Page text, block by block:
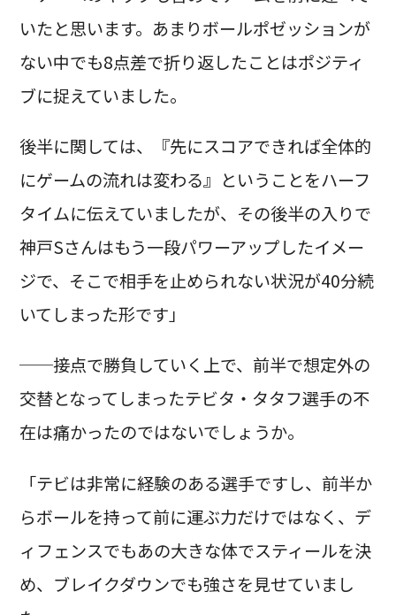
いたと思います。あまりボールポゼッションが
ない中でも8点差で折り返したことはポジティ
ブに捉えていました。
後半に関しては、『先にスコアできれば全体的
にゲームの流れは変わる』ということをハーフ
タイムに伝えていましたが、その後半の入りで
神戸Sさんはもう一段パワーアップしたイメー
ジで、そこで相手を止められない状況が40分続
いてしまった形です」
──接点で勝負していく上で、前半で想定外の
交替となってしまったテビタ・タタフ選手の不
在は痛かったのではないでしょうか。
「テビは非常に経験のある選手ですし、前半か
らボールを持って前に運ぶ力だけではなく、デ
ィフェンスでもあの大きな体でスティールを決
め、ブレイクダウンでも強さを見せていまし